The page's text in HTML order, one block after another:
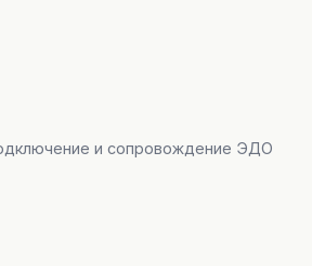
и сопровождение ЭДО